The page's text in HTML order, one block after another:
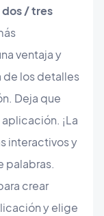
dos / tres
ventaja y
de los detalles
Deja que
¡La
interactivos y
palabras.
crear
y elige